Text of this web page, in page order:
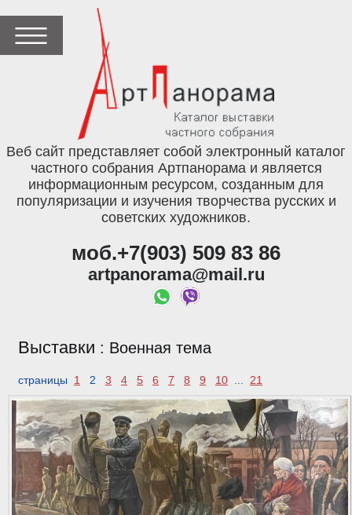
Веб сайт представляет собой электронный каталог
частного собрания Артпанорама и является
информационным ресурсом, созданным для
популяризации и изучения творчества русских и
советских художников.
моб.+7(903) 509 83 86
artpanorama@mail.ru
Выставки : Военная тема
страницы 1 2 3 4 5 6 7 8 9 10 ... 21